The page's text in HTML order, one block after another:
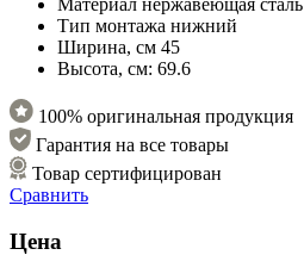
Тип монтажа нижний
Ширина, см 45
Высота, см: 69.6
100% оригинальная продукция
Гарантия на все товары
Товар сертифицирован
Сравнить
Цена